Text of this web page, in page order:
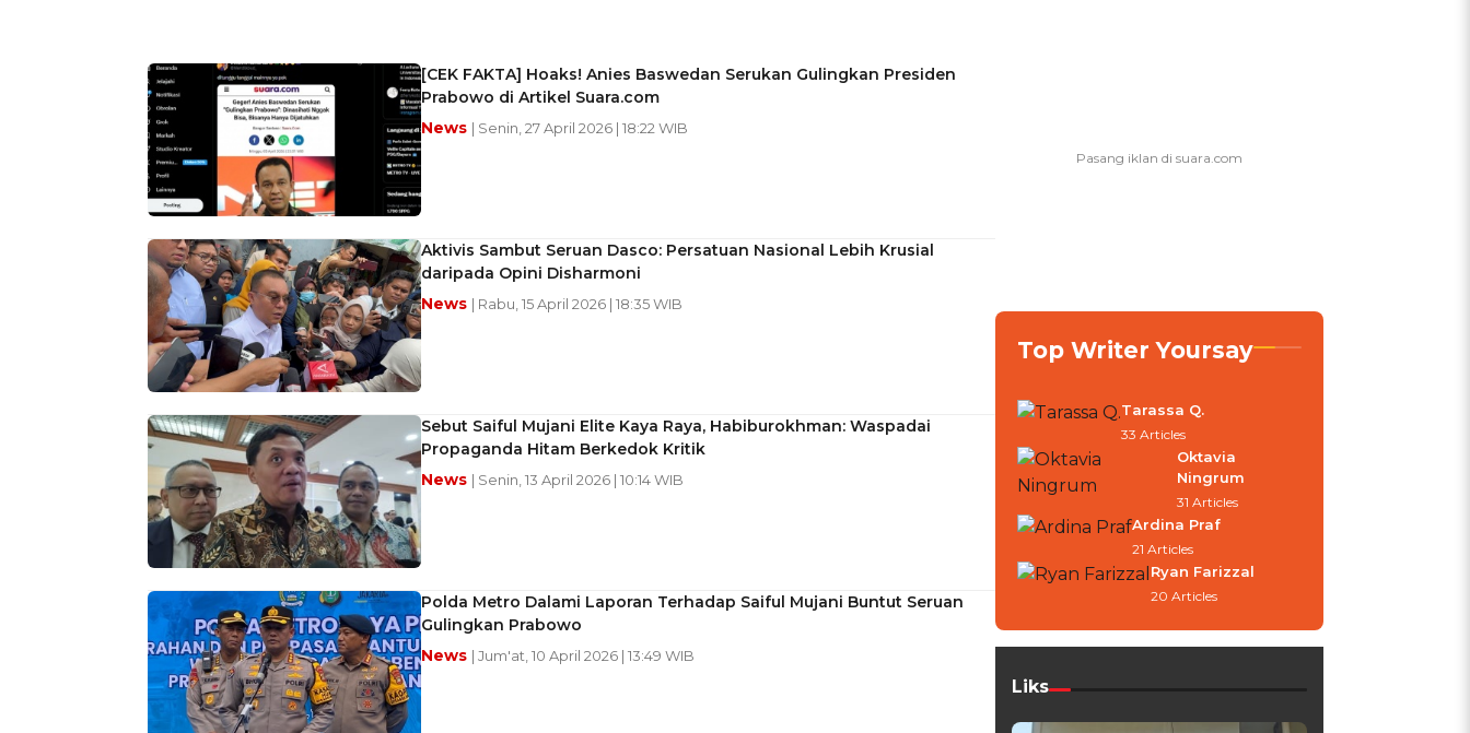
[CEK FAKTA] Hoaks! Anies Baswedan Serukan Gulingkan Presiden
Prabowo di Artikel Suara.com
News | Senin, 27 April 2026 | 18:22 WIB
Aktivis Sambut Seruan Dasco: Persatuan Nasional Lebih Krusial
daripada Opini Disharmoni
News | Rabu, 15 April 2026 | 18:35 WIB
Sebut Saiful Mujani Elite Kaya Raya, Habiburokhman: Waspadai
Propaganda Hitam Berkedok Kritik
News | Senin, 13 April 2026 | 10:14 WIB
Polda Metro Dalami Laporan Terhadap Saiful Mujani Buntut Seruan
Gulingkan Prabowo
News | Jum'at, 10 April 2026 | 13:49 WIB
Top Writer Yoursay
Tarassa Q.
33 Articles
Oktavia
Ningrum
31 Articles
Ardina Praf
21 Articles
Ryan Farizzal
20 Articles
Liks